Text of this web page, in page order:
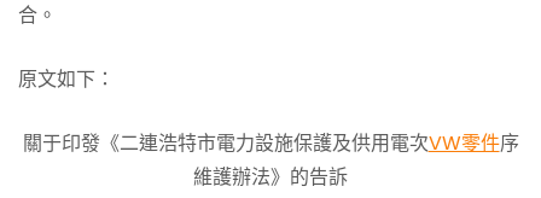
合。
原文如下：
關于印發《二連浩特市電力設施保護及供用電次VW零件序
維護辦法》的告訴